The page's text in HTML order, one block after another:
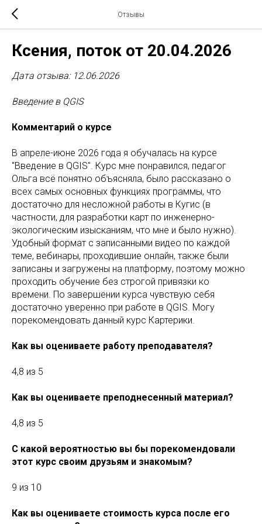
Отзывы
Ксения, поток от 20.04.2026
Дата отзыва: 12.06.2026
Введение в QGIS
Комментарий о курсе
В апреле-июне 2026 года я обучалась на курсе
"Введение в QGIS". Курс мне понравился, педагог
Ольга всё понятно объясняла, было рассказано о
всех самых основных функциях программы, что
достаточно для несложной работы в Кугис (в
частности, для разработки карт по инженерно-
экологическим изысканиям, что мне и было нужно).
Удобный формат с записанными видео по каждой
теме, вебинары, проходившие онлайн, также были
записаны и загружены на платформу, поэтому можно
проходить обучение без строгой привязки ко
времени. По завершении курса чувствую себя
достаточно уверенно при работе в QGIS. Могу
порекомендовать данный курс Картерики.
Как вы оцениваете работу преподавателя?
4,8 из 5
Как вы оцениваете преподнесенный материал?
4,8 из 5
С какой вероятностью вы бы порекомендовали
этот курс своим друзьям и знакомым?
9 из 10
Как вы оцениваете стоимость курса после его